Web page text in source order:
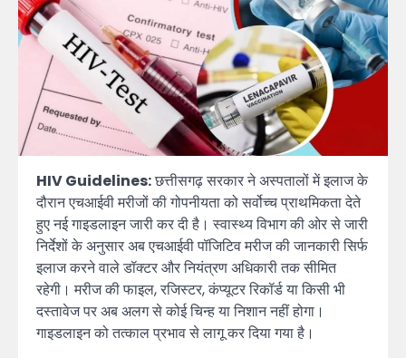
HIV Guidelines:छत्तीसगढ़ सरकार ने अस्पतालों में इलाज के
दौरान एचआईवी मरीजों की गोपनीयता को सर्वोच्च प्राथमिकता देते
हुए नई गाइडलाइन जारी कर दी है। स्वास्थ्य विभाग की ओर से जारी
निर्देशों के अनुसार अब एचआईवी पॉजिटिव मरीज की जानकारी सिर्फ
इलाज करने वाले डॉक्टर और नियंत्रण अधिकारी तक सीमित
रहेगी। मरीज की फाइल, रजिस्टर, कंप्यूटर रिकॉर्ड या किसी भी
दस्तावेज पर अब अलग से कोई चिन्ह या निशान नहीं होगा।
गाइडलाइन को तत्काल प्रभाव से लागू कर दिया गया है।